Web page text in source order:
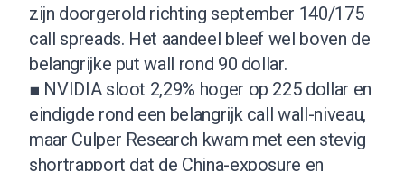
zijn doorgerold richting september 140/175
call spreads. Het aandeel bleef wel boven de
belangrijke put wall rond 90 dollar.
■ NVIDIA sloot 2,29% hoger op 225 dollar en
eindigde rond een belangrijk call wall-niveau,
maar Culper Research kwam met een stevig
shortrapport dat de China-exposure en